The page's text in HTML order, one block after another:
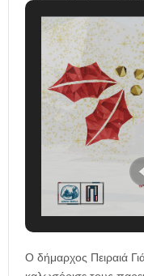
Ο δήμαρχος Πειραιά